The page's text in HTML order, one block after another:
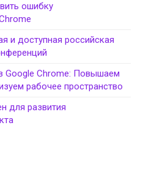
ошибку
и доступная российская
Google Chrome: Повышаем
рабочее пространство
для развития